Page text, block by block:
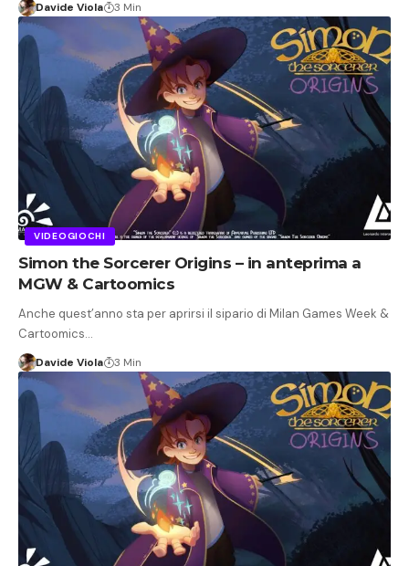
Davide Viola 3 Min
VIDEOGIOCHI
Simon the Sorcerer Origins – in anteprima a
MGW & Cartoomics
Anche quest’anno sta per aprirsi il sipario di Milan Games Week &
Cartoomics…
Davide Viola 3 Min